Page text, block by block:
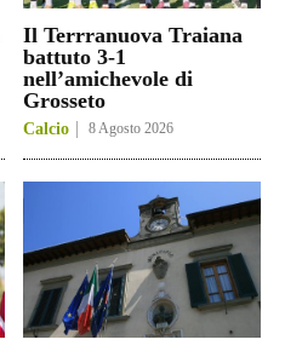
Il Terrranuova Traiana
battuto 3-1
nell’amichevole di
Grosseto
Calcio 8 Agosto 2026